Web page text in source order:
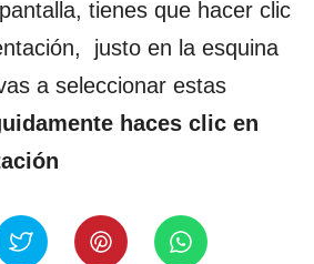
tienes que hacer clic
justo en la esquina
a seleccionar estas
haces clic en